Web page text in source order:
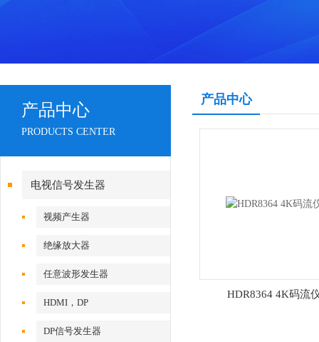
产品中心
PRODUCTS CENTER
电视信号发生器
视频产生器
绝缘放大器
任意波形发生器
HDMI，DP
DP信号发生器
产品中心
HDR8364 4K码流